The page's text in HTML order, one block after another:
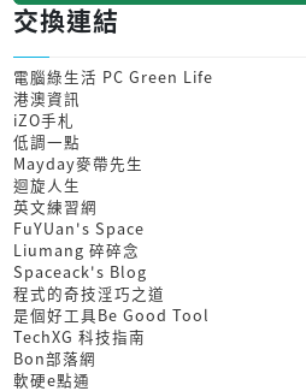
交換連結
電腦綠生活 PC Green Life
港澳資訊
iZO手札
低調一點
Mayday麥帶先生
迴旋人生
英文練習網
FuYUan's Space
Liumang 碎碎念
Spaceack's Blog
程式的奇技淫巧之道
是個好工具Be Good Tool
TechXG 科技指南
Bon部落網
軟硬e點通